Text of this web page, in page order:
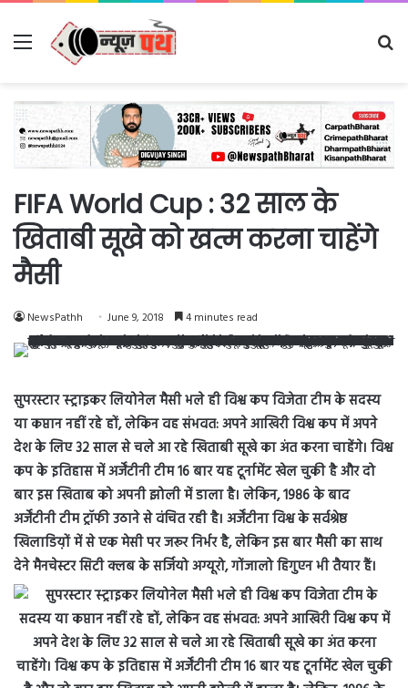
Menu
FIFA World Cup : 32 साल के
खिताबी सूखे को खत्म करना चाहेंगे
मैसी
NewsPathh June 9, 2018 4 minutes read
सुपरस्टार स्ट्राइकर लियोनेल मैसी भले ही विश्व कप विजेता टीम के सदस्य
या कप्तान नहीं रहे हों, लेकिन वह संभवत: अपने आखिरी विश्व कप में अपने
देश के लिए 32 साल से चले आ रहे खिताबी सूखे का अंत करना चाहेंगे। विश्व
कप के इतिहास में अर्जेंटीनी टीम 16 बार यह टूर्नामेंट खेल चुकी है और दो
बार इस खिताब को अपनी झोली में डाला है। लेकिन, 1986 के बाद
अर्जेंटीनी टीम ट्रॉफी उठाने से वंचित रही है। अर्जेंटीना विश्व के सर्वश्रेष्ठ
खिलाडिय़ों में से एक मेसी पर जरूर निर्भर है, लेकिन इस बार मैसी का साथ
देने मैनचेस्टर सिटी क्लब के सर्जियो अग्यूरो, गोंजालो हिगुएन भी तैयार हैं।